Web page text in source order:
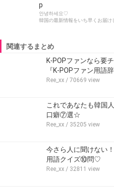
p
안녕하세요♡
韓国の最新情報をいち早くお届け
関連するまとめ
K-POPファンなら要
『K-POPファン用語
Ree_xx / 70669 view
これであなたも韓国
口癖⑦選☆
Ree_xx / 35205 view
今さら人に聞けない
用語クイズ⑩問♡
Ree_xx / 32811 view